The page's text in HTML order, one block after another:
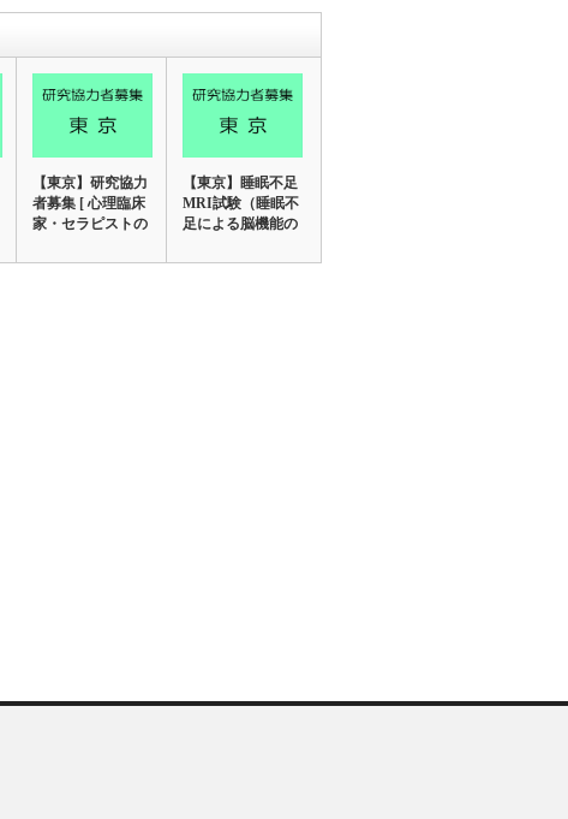
【東京】研究協力
者募集 [ 心理臨床
家・セラピストの
【東京】睡眠不足
MRI試験（睡眠不
足による脳機能の